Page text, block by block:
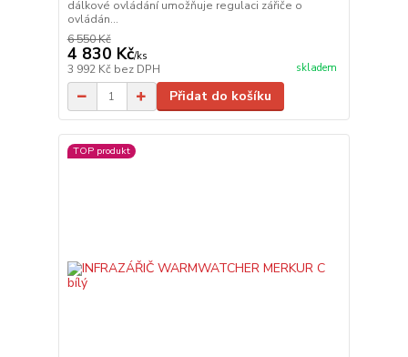
dálkové ovládání umožňuje regulaci zářiče o
ovládán...
6 550 Kč
4 830 Kč/ks
3 992 Kč bez DPH skladem
Přidat do košíku
TOP produkt